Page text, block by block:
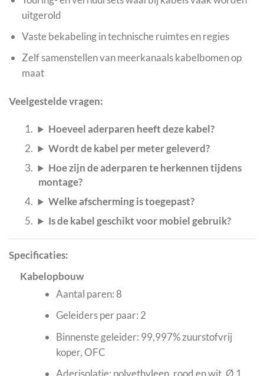
uitgerold
Vaste bekabeling in technische ruimtes en regies
Zelf samenstellen van meerkanaals kabelbomen op
maat
Veelgestelde vragen:
Hoeveel aderparen heeft deze kabel?
Wordt de kabel per meter geleverd?
Hoe zijn de aderparen te herkennen tijdens
montage?
Welke afscherming is toegepast?
Is de kabel geschikt voor mobiel gebruik?
Specificaties:
Kabelopbouw
Aantal paren: 8
Geleiders per paar: 2
Binnenste geleider: 99,997% zuurstofvrij
koper, OFC
Aderisolatie: polyethyleen, rood en wit, Ø 1